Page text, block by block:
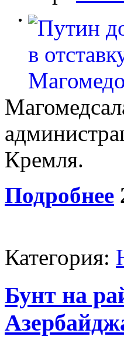
0
Кремля.
Подробнее
Категория:
Бунт на